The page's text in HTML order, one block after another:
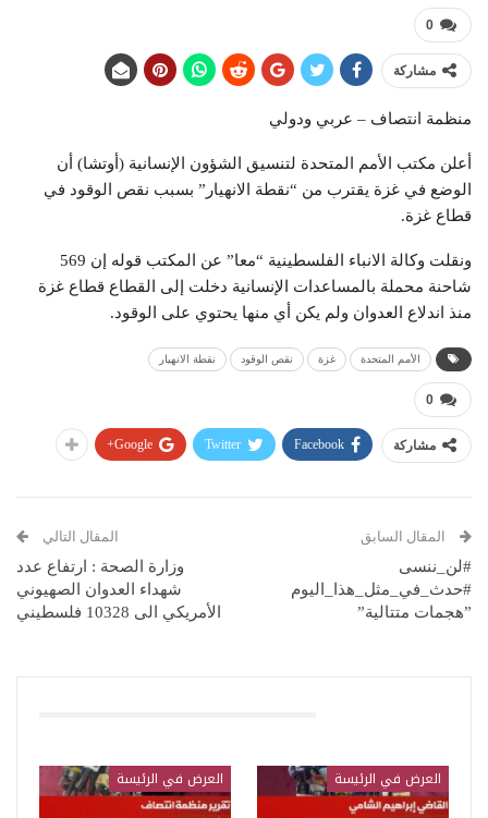
0
مشاركة
منظمة انتصاف – عربي ودولي
أعلن مكتب الأمم المتحدة لتنسيق الشؤون الإنسانية (أوتشا) أن
الوضع في غزة يقترب من “نقطة الانهيار” بسبب نقص الوقود في
قطاع غزة.
ونقلت وكالة الانباء الفلسطينية “معا” عن المكتب قوله إن 569
شاحنة محملة بالمساعدات الإنسانية دخلت إلى القطاع قطاع غزة
منذ اندلاع العدوان ولم يكن أي منها يحتوي على الوقود.
الأمم المتحدة غزة نقص الوقود نقطة الانهيار
0
مشاركة Facebook
Twitter
Google+
المقال السابق
#لن_ننسى
#حدث_في_مثل_هذا_اليوم
”هجمات متتالية”
المقال التالي
وزارة الصحة : ارتفاع عدد
شهداء العدوان الصهيوني
الأمريكي الى 10328 فلسطيني
العرض في الرئيسة العرض في الرئيسة